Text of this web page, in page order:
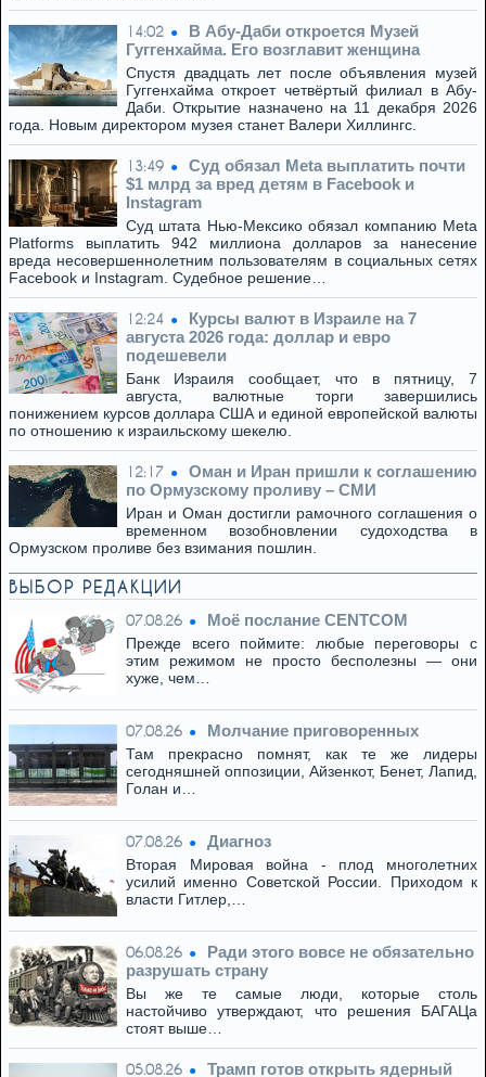
14:02
В Абу-Даби откроется Музей
Гуггенхайма. Его возглавит женщина
Спустя двадцать лет после объявления музей
Гуггенхайма откроет четвёртый филиал в Абу-
Даби. Открытие назначено на 11 декабря 2026
года. Новым директором музея станет Валери Хиллингс.
13:49
Суд обязал Meta выплатить почти
$1 млрд за вред детям в Facebook и
Instagram
Суд штата Нью-Мексико обязал компанию Meta
Platforms выплатить 942 миллиона долларов за нанесение
вреда несовершеннолетним пользователям в социальных сетях
Facebook и Instagram. Судебное решение…
12:24
Курсы валют в Израиле на 7
августа 2026 года: доллар и евро
подешевели
Банк Израиля сообщает, что в пятницу, 7
августа, валютные торги завершились
понижением курсов доллара США и единой европейской валюты
по отношению к израильскому шекелю.
12:17
Оман и Иран пришли к соглашению
по Ормузскому проливу – СМИ
Иран и Оман достигли рамочного соглашения о
временном возобновлении судоходства в
Ормузском проливе без взимания пошлин.
ВЫБОР РЕДАКЦИИ
07.08.26 Моё послание CENTCOM
Прежде всего поймите: любые переговоры с
этим режимом не просто бесполезны — они
хуже, чем…
07.08.26 Молчание приговоренных
Там прекрасно помнят, как те же лидеры
сегодняшней оппозиции, Айзенкот, Бенет, Лапид,
Голан и…
07.08.26 Диагноз
Вторая Мировая война - плод многолетних
усилий именно Советской России. Приходом к
власти Гитлер,…
06.08.26
Ради этого вовсе не обязательно
разрушать страну
Вы же те самые люди, которые столь
настойчиво утверждают, что решения БАГАЦа
стоят выше…
05.08.26 Трамп готов открыть ядерный